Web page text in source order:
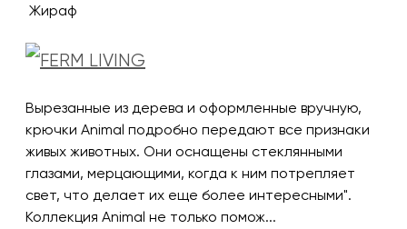
Вырезанные из дерева и оформленные вручную,
крючки Animal подробно передают все признаки
живых животных. Они оснащены стеклянными
глазами, мерцающими, когда к ним потрепляет
свет, что делает их еще более интересными".
Коллекция Animal не только помож...